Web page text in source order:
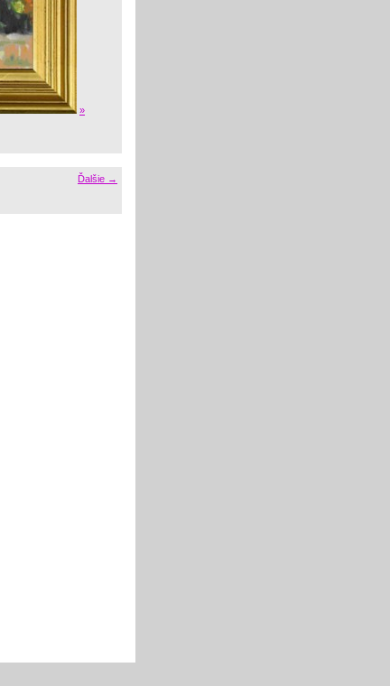
»
Ďalšie →